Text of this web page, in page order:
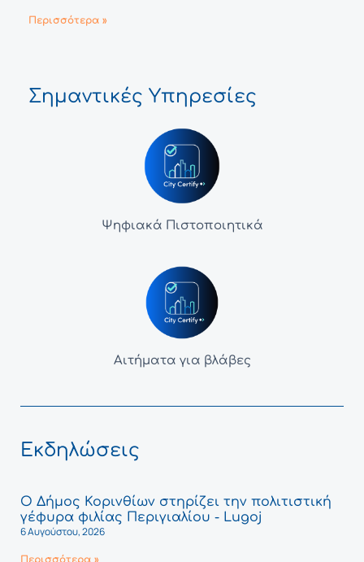
Περισσότερα »
Σημαντικές Υπηρεσίες
Ψηφιακά Πιστοποιητικά
Αιτήματα για βλάβες
Εκδηλώσεις
Ο Δήμος Κορινθίων στηρίζει την πολιτιστική
γέφυρα φιλίας Περιγιαλίου - Lugoj
6 Αυγούστου, 2026
Περισσότερα »